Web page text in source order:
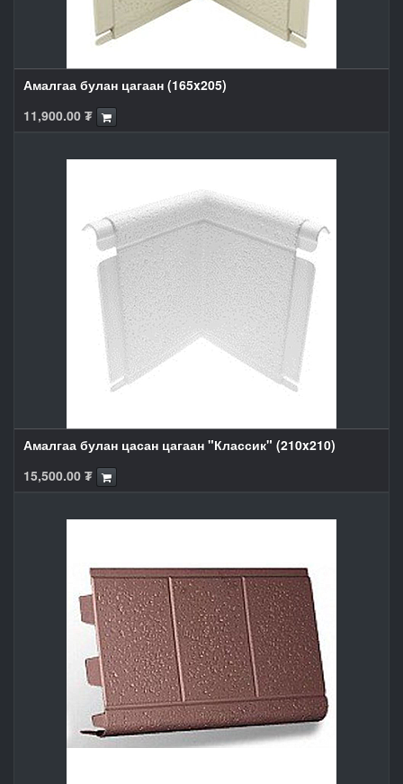
Амалгаа булан цагаан (165x205)
11,900.00 ₮
Амалгаа булан цасан цагаан "Классик" (210x210)
15,500.00 ₮